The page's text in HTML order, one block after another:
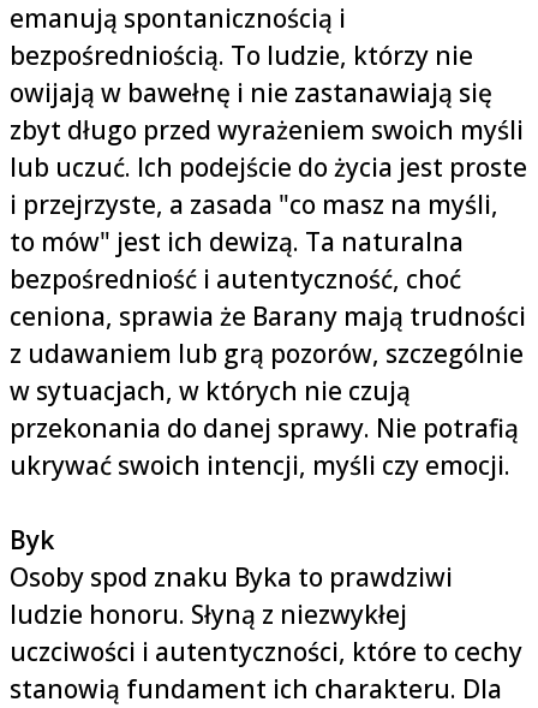
emanują spontanicznością i
bezpośredniością. To ludzie, którzy nie
owijają w bawełnę i nie zastanawiają się
zbyt długo przed wyrażeniem swoich myśli
lub uczuć. Ich podejście do życia jest proste
i przejrzyste, a zasada "co masz na myśli,
to mów" jest ich dewizą. Ta naturalna
bezpośredniość i autentyczność, choć
ceniona, sprawia że Barany mają trudności
z udawaniem lub grą pozorów, szczególnie
w sytuacjach, w których nie czują
przekonania do danej sprawy. Nie potrafią
ukrywać swoich intencji, myśli czy emocji.
Byk
Osoby spod znaku Byka to prawdziwi
ludzie honoru. Słyną z niezwykłej
uczciwości i autentyczności, które to cechy
stanowią fundament ich charakteru. Dla